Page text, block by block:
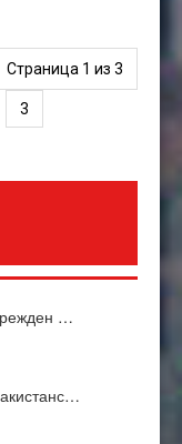
Страница 1 из 3
3
…